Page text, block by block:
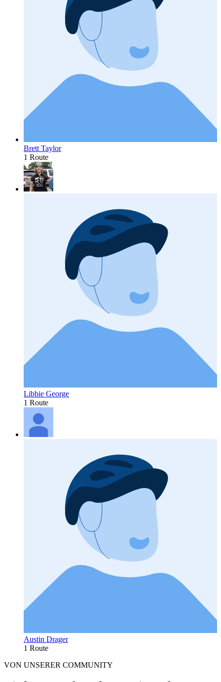
Brett Taylor
1 Route
Libbie George
1 Route
Austin Drager
1 Route
VON UNSERER COMMUNITY